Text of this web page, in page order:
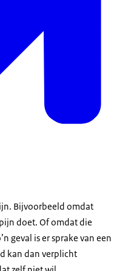
Bijvoorbeeld omdat
doet. Of omdat die
geval is er sprake van een
kan dan verplicht